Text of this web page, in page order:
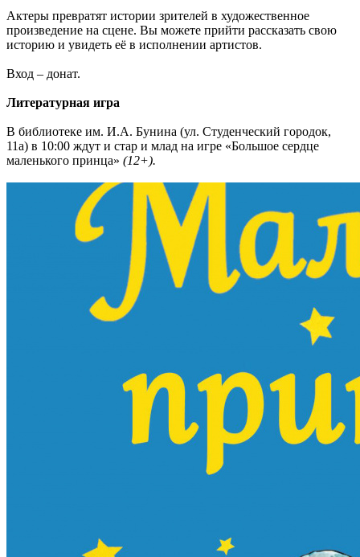
Актеры превратят истории зрителей в художественное
произведение на сцене. Вы можете прийти рассказать свою
историю и увидеть её в исполнении артистов.
Вход – донат.
Литературная игра
В библиотеке им. И.А. Бунина (ул. Студенческий городок,
11а) в 10:00 ждут и стар и млад на игре «Большое сердце
маленького принца» (12+).